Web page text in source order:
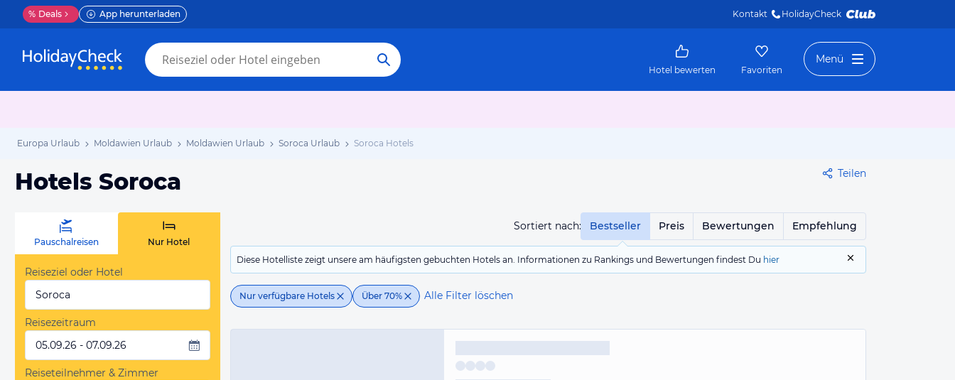
% Deals App herunterladen Kontakt HolidayCheck
Hotel bewerten Favoriten
Menü
Europa Urlaub Moldawien Urlaub Moldawien Urlaub Soroca Urlaub Soroca Hotels
Hotels Soroca Teilen
Sortiert nach: Bestseller Preis Bewertungen Empfehlung
Diese Hotelliste zeigt unsere am häufigsten gebuchten Hotels an. Informationen zu Rankings und Bewertungen findest Du hier
Nur verfügbare Hotels Über 70% Alle Filter löschen
Pauschalreisen Nur Hotel
Reiseziel oder Hotel
Soroca
Reisezeitraum
05.09.26 - 07.09.26
Reiseteilnehmer & Zimmer